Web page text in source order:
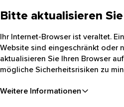
Bitte aktualisieren
Ihr Internet-Browser ist veraltet.
Website sind eingeschränkt oder
aktualisieren Sie Ihren Browser
mögliche Sicherheitsrisiken zu
Weitere Informationen